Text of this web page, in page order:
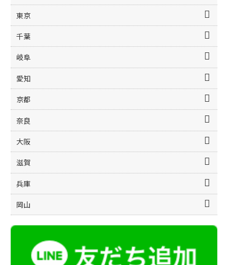
東京
千葉
岐阜
愛知
京都
奈良
大阪
滋賀
兵庫
岡山